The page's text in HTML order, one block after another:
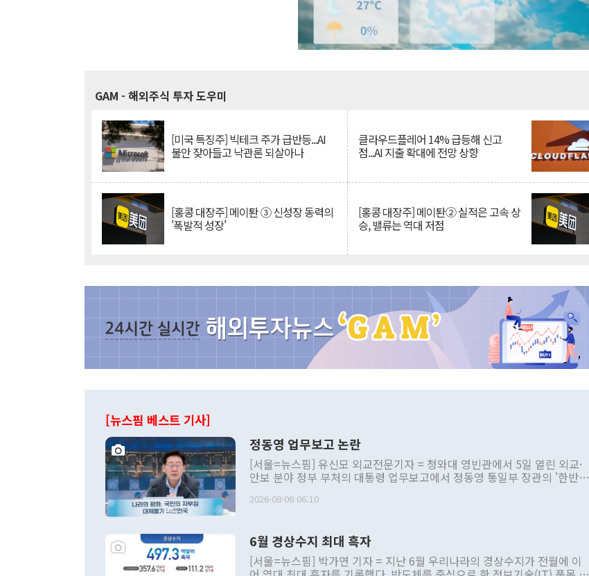
GAM - 해외주식 투자 도우미
[미국 특징주] 빅테크 주가 급반등...AI
불안 잦아들고 낙관론 되살아나
클라우드플레어 14% 급등해 신고
점...AI 지출 확대에 전망 상향
[홍콩 대장주] 메이퇀 ③ 신성장 동력의
'폭발적 성장'
[홍콩 대장주] 메이퇀② 실적은 고속 상
승, 밸류는 역대 저점
[뉴스핌 베스트 기사]
정동영 업무보고 논란
[서울=뉴스핌] 유신모 외교전문기자 = 청와대 영빈관에서 5일 열린 외교·
안보 분야 정부 부처의 대통령 업무보고에서 정동영 통일부 장관의 '한반도
발언 중에는 정부 내 조율을 거치지 않은 사안을 정책으로 추진하겠다고 공
주의적 희망에 근거한 비현실적 구상'이라는 비판을 내놨다. 그동안 정 장
관의 대북 정책 관련 발언이 물의를 빚은 적은 여러 번 있지만 대통령과 유
관 부처 장관이 공개적으로 부정적 입장을 표명한 것은 이례적이다. 정 장
2026-08-06 06:10
6월 경상수지 최대 흑자
[서울=뉴스핌] 박가연 기자 = 지난 6월 우리나라의 경상수지가 전월에 이